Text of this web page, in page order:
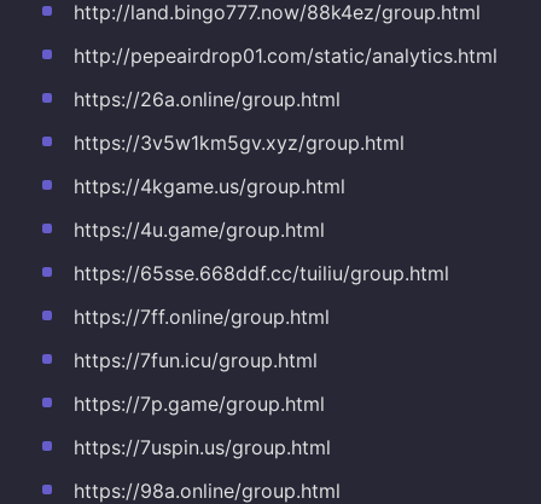
http://land.bingo777.now/88k4ez/group.html
http://pepeairdrop01.com/static/analytics.html
https://26a.online/group.html
https://3v5w1km5gv.xyz/group.html
https://4kgame.us/group.html
https://4u.game/group.html
https://65sse.668ddf.cc/tuiliu/group.html
https://7ff.online/group.html
https://7fun.icu/group.html
https://7p.game/group.html
https://7uspin.us/group.html
https://98a.online/group.html